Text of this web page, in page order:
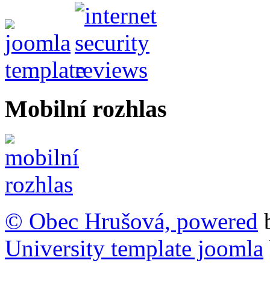
Mobilní rozhlas
© Obec Hrušová, powered
University template joomla